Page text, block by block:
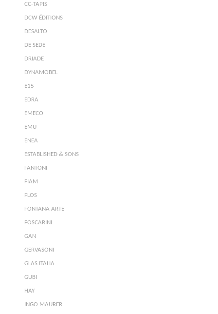
CC-TAPIS
DCW ÉDITIONS
DESALTO
DE SEDE
DRIADE
DYNAMOBEL
E15
EDRA
EMECO
EMU
ENEA
ESTABLISHED & SONS
FANTONI
FIAM
FLOS
FONTANA ARTE
FOSCARINI
GAN
GERVASONI
GLAS ITALIA
GUBI
HAY
INGO MAURER